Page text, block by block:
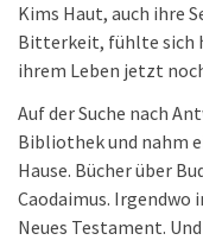
Kims Haut, auch ihre
Bitterkeit, fühlte sich
ihrem Leben jetzt
Auf der Suche nach
Bibliothek und nahm
Hause. Bücher über
Caodaimus. Irgendwo
Neues Testament.